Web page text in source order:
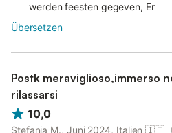
werden feesten gegeven, Er
Übersetzen
Postk meraviglioso,immerso
rilassarsi
10,0
Stefania M., Juni 2024, Italien 🇮🇹